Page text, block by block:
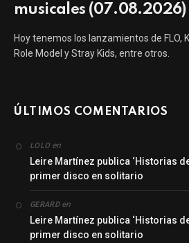
musicales (07.08.2026)
Hoy tenemos los lanzamientos de FLO,
Role Model y Stray Kids, entre otros.
ÚLTIMOS COMENTARIOS
LOLO en
Leire Martínez publica ‘Historias
primer disco en solitario
GERARDen
Leire Martínez publica ‘Historias
primer disco en solitario